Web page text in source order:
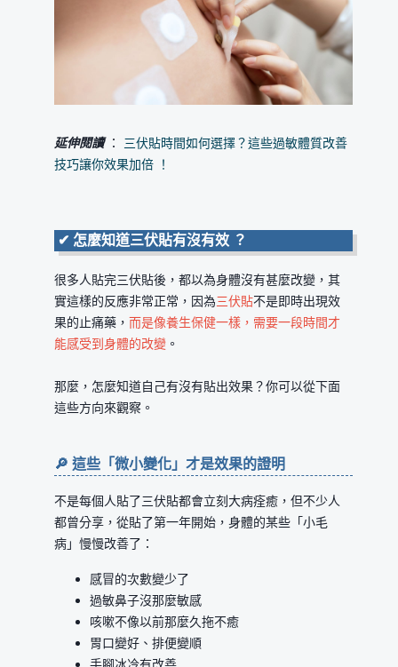
延伸閱讀 ： 三伏貼時間如何選擇？這些過敏體質改善
技巧讓你效果加倍 ！
✔ 怎麼知道三伏貼有沒有效 ？
很多人貼完三伏貼後，都以為身體沒有甚麼改變，其
實這樣的反應非常正常，因為三伏貼不是即時出現效
果的止痛藥，而是像養生保健一樣，需要一段時間才
能感受到身體的改變 。
那麼，怎麼知道自己有沒有貼出效果？你可以從下面
這些方向來觀察。
🔎 這些「微小變化」才是效果的證明
不是每個人貼了三伏貼都會立刻大病痊癒，但不少人
都曾分享，從貼了第一年開始，身體的某些「小毛
病」慢慢改善了：
感冒的次數變少了
過敏鼻子沒那麼敏感
咳嗽不像以前那麼久拖不癒
胃口變好、排便變順
手腳冰冷有改善